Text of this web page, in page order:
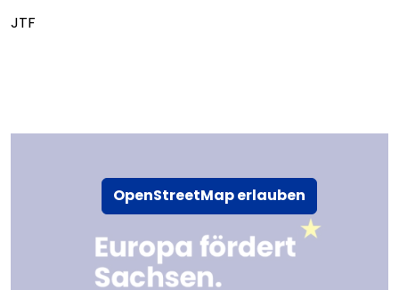
OpenStreetMap erlauben
JTF